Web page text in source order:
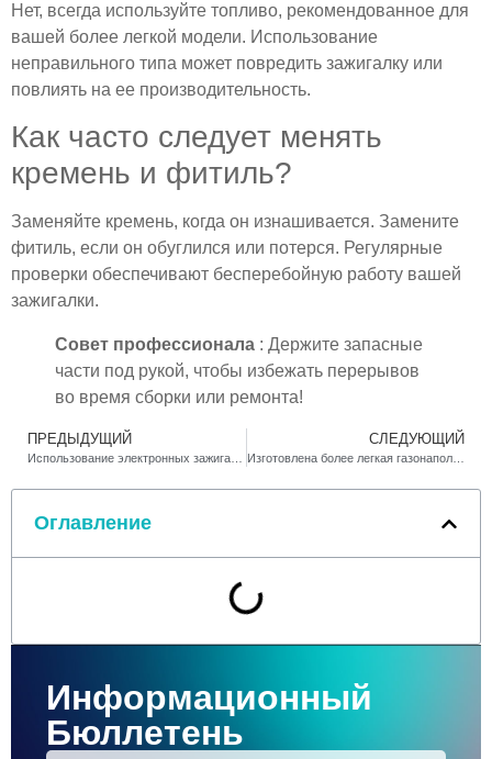
Нет, всегда используйте топливо, рекомендованное для
вашей более легкой модели. Использование
неправильного типа может повредить зажигалку или
повлиять на ее производительность.
Как часто следует менять
кремень и фитиль?
Заменяйте кремень, когда он изнашивается. Замените
фитиль, если он обуглился или потерся. Регулярные
проверки обеспечивают бесперебойную работу вашей
зажигалки.
Совет профессионала : Держите запасные
части под рукой, чтобы избежать перерывов
во время сборки или ремонта!
ПРЕДЫДУЩИЙ
Использование электронных зажигалок
СЛЕДУЮЩИЙ
Изготовлена ​​более легкая газонаполнительная машина
Оглавление
Информационный
Бюллетень